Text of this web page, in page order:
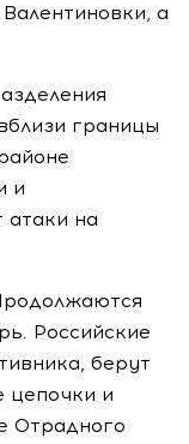
а
границы
и
атаки на
Российские
берут
цепочки и
Отрадного